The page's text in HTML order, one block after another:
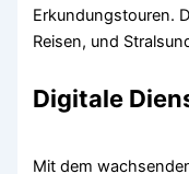
Erkundungstouren.
Reisen, und
Digitale
Mit dem